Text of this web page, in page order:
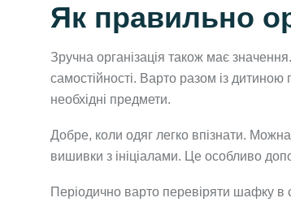
Як правильно
Зручна організація також має
самостійності. Варто разом із дитиною
необхідні предмети.
Добре, коли одяг легко впізнати.
вишивки з ініціалами. Це особливо
Періодично варто перевіряти шафку в